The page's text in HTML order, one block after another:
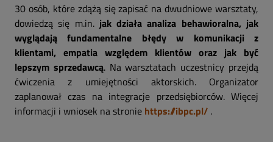
30 osób, które zdążą się zapisać na dwudniowe warsztaty,
dowiedzą się m.in. jak działa analiza behawioralna, jak
wyglądają fundamentalne błędy w komunikacji z
klientami, empatia względem klientów oraz jak być
lepszym sprzedawcą. Na warsztatach uczestnicy przejdą
ćwiczenia z umiejętności aktorskich. Organizator
zaplanował czas na integracje przedsiębiorców. Więcej
informacji i wniosek na stronie https://ibpc.pl/ .